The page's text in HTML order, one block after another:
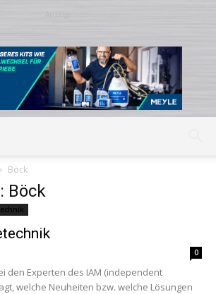
Böck
Böck
0
den Experten des IAM (independent
welche Neuheiten bzw. welche Lösungen